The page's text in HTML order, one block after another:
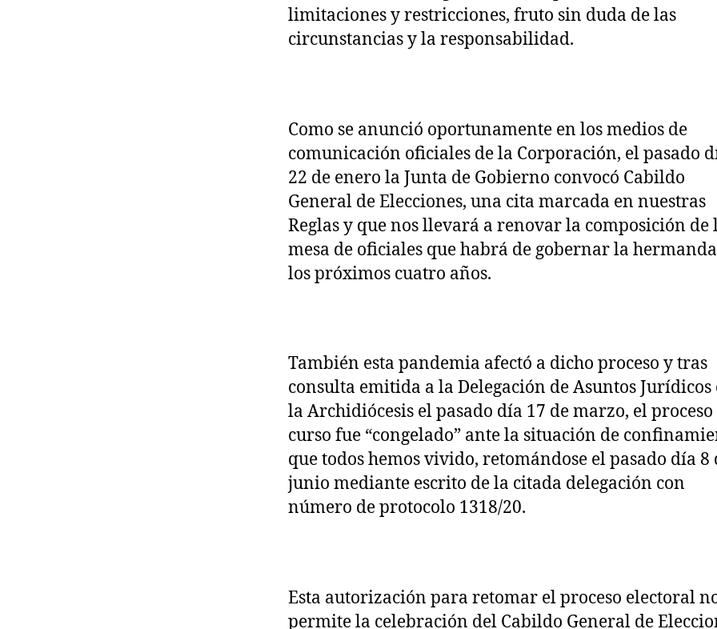
limitaciones y restricciones, fruto sin duda de las
circunstancias y la responsabilidad.
Como se anunció oportunamente en los medios de
comunicación oficiales de la Corporación, el pasado
22 de enero la Junta de Gobierno convocó Cabildo
General de Elecciones, una cita marcada en nuestras
Reglas y que nos llevará a renovar la composición de
mesa de oficiales que habrá de gobernar la
los próximos cuatro años.
También esta pandemia afectó a dicho proceso y tras
consulta emitida a la Delegación de Asuntos Jurídicos
la Archidiócesis el pasado día 17 de marzo, el proceso
curso fue “congelado” ante la situación de
que todos hemos vivido, retomándose el pasado día 8
junio mediante escrito de la citada delegación con
número de protocolo 1318/20.
Esta autorización para retomar el proceso electoral
permite la celebración del Cabildo General de